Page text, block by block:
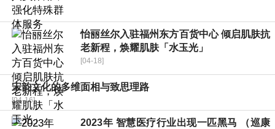
怡丽丝尔入驻福州东方百货中心 倾启肌肤抗
老新程，焕耀肌肤「水玉光」
[04-18]
宋韵文化的多维面相与致思理路
[04-16]
2023年 智慧医疗行业出现一匹黑马 （巡康